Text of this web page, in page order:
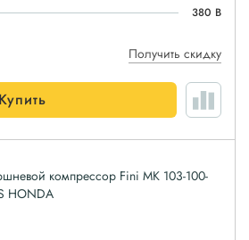
380 В
Получить скидку
Купить
компрессор Fini MK 103-100-
HONDA